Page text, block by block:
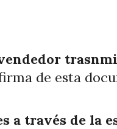
de esta
a través de la